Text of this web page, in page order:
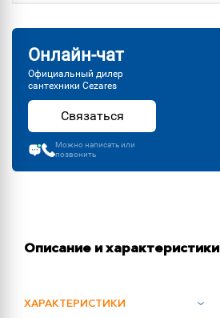
Онлайн-чат
Официальный дилер
сантехники Cezares
Связаться
Можно написать или
позвонить
Описание и характеристики
ХАРАКТЕРИСТИКИ